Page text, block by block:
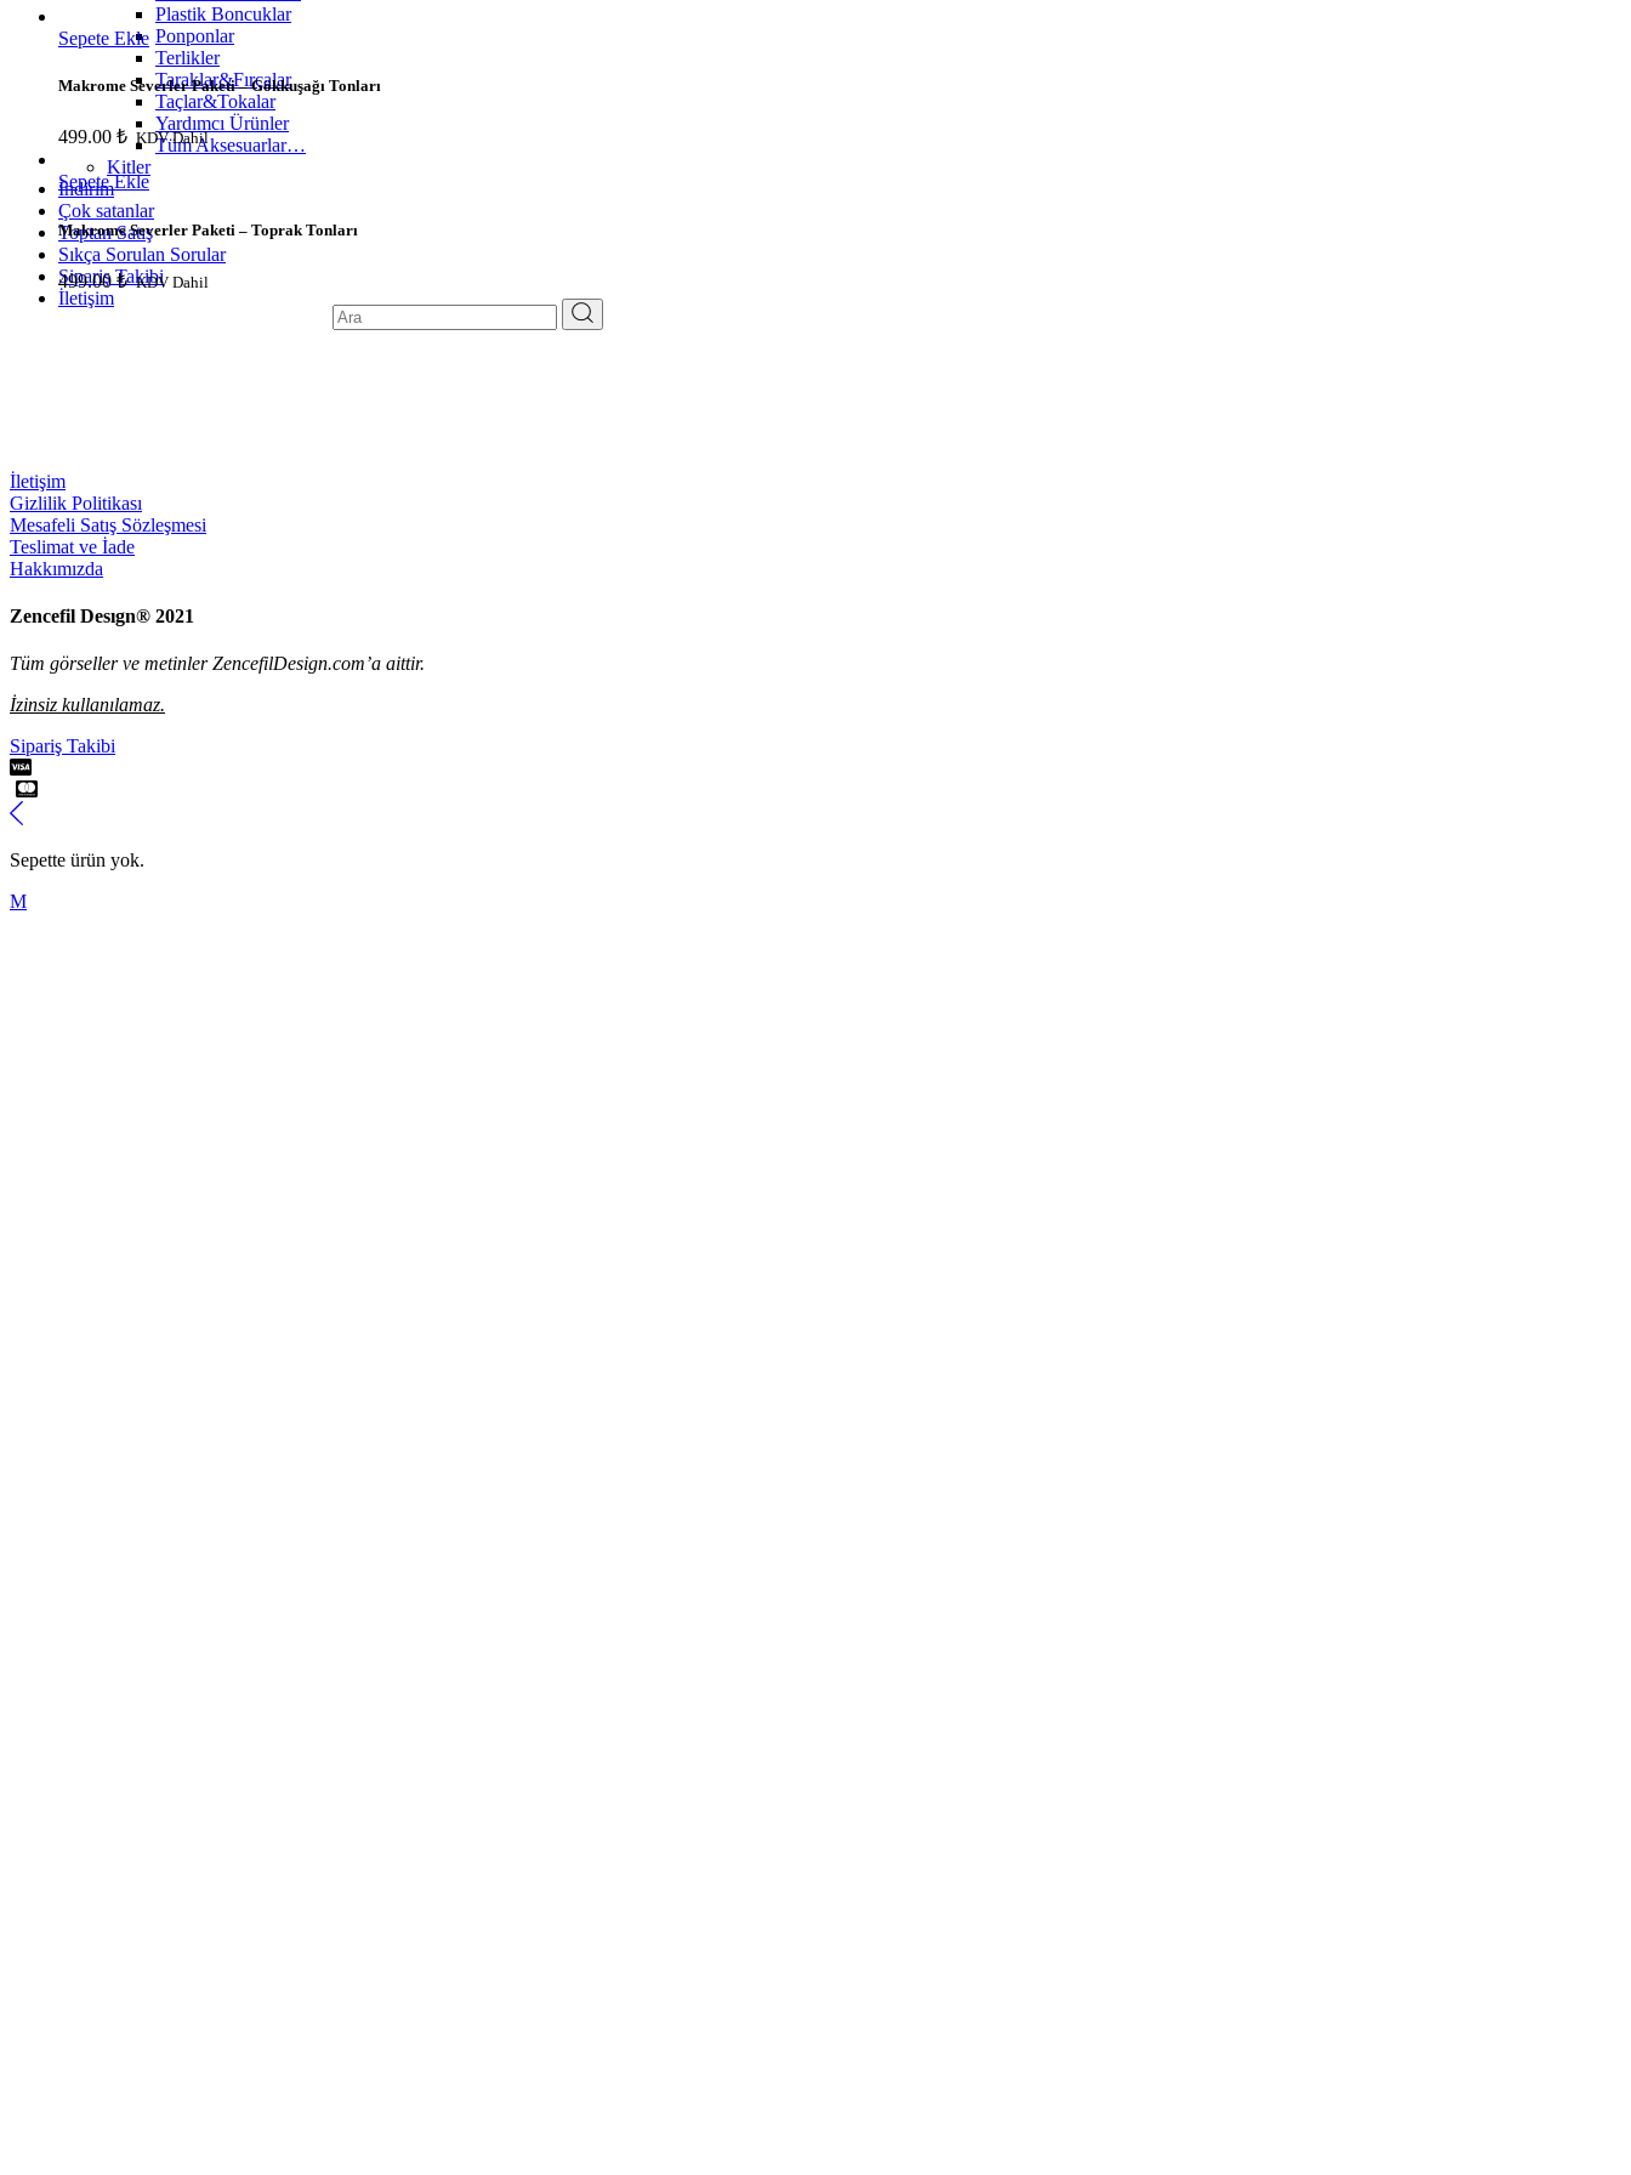
Plastik Boncuklar
Ponponlar
Terlikler
Taraklar&Fırçalar
Taçlar&Tokalar
Yardımcı Ürünler
Tüm Aksesuarlar…
Kitler
İndirim
Çok satanlar
Toptan Satış
Sıkça Sorulan Sorular
Sipariş Takibi
İletişim
Search
for:
Sepete Ekle
Makrome Severler Paketi – Gökkuşağı Tonları
499.00 ₺ KDV Dahil
Sepete Ekle
Makrome Severler Paketi – Toprak Tonları
499.00₺ KDV Dahil
İletişim
Gizlilik Politikası
Mesafeli Satış Sözleşmesi
Teslimat ve İade
Hakkımızda
Zencefil Desıgn® 2021
Tüm görseller ve metinler ZencefilDesign.com’a aittir.
İzinsiz kullanılamaz.
Sipariş Takibi
Sepette ürün yok.